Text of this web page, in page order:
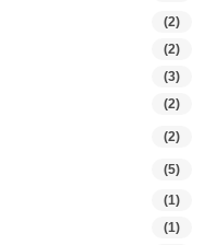
(2)
(2)
(3)
(2)
(2)
(5)
(1)
(1)